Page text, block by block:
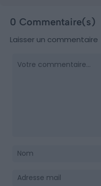
0 Commentaire(s)
Laisser un commentaire